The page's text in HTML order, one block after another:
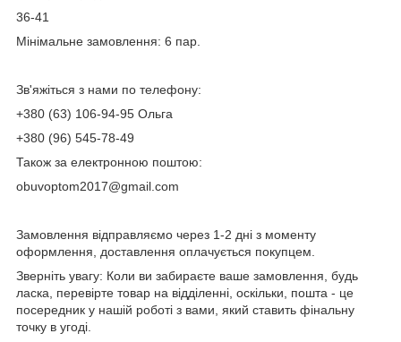
36-41
Мінімальне замовлення: 6 пар.
Зв'яжіться з нами по телефону:
+380 (63) 106-94-95 Ольга
+380 (96) 545-78-49
Також за електронною поштою:
obuvoptom2017@gmail.com
Замовлення відправляємо через 1-2 дні з моменту
оформлення, доставлення оплачується покупцем.
Зверніть увагу: Коли ви забираєте ваше замовлення, будь
ласка, перевірте товар на відділенні, оскільки, пошта - це
посередник у нашій роботі з вами, який ставить фінальну
точку в угоді.